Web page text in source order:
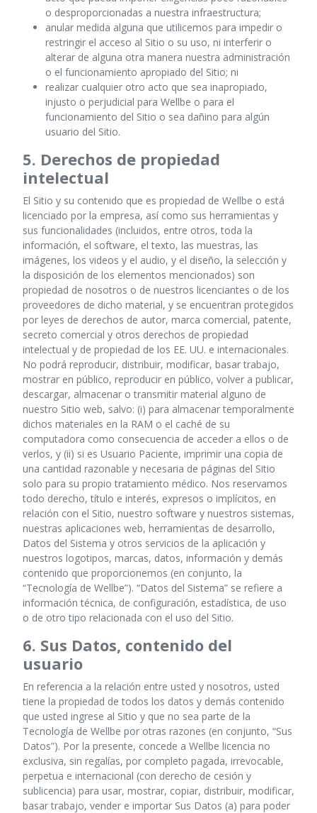
o desproporcionadas a nuestra infraestructura;
anular medida alguna que utilicemos para impedir o
restringir el acceso al Sitio o su uso, ni interferir o
alterar de alguna otra manera nuestra administración
o el funcionamiento apropiado del Sitio; ni
realizar cualquier otro acto que sea inapropiado,
injusto o perjudicial para Wellbe o para el
funcionamiento del Sitio o sea dañino para algún
usuario del Sitio.
5. Derechos de propiedad
intelectual
El Sitio y su contenido que es propiedad de Wellbe o está
licenciado por la empresa, así como sus herramientas y
sus funcionalidades (incluidos, entre otros, toda la
información, el software, el texto, las muestras, las
imágenes, los videos y el audio, y el diseño, la selección y
la disposición de los elementos mencionados) son
propiedad de nosotros o de nuestros licenciantes o de los
proveedores de dicho material, y se encuentran protegidos
por leyes de derechos de autor, marca comercial, patente,
secreto comercial y otros derechos de propiedad
intelectual y de propiedad de los EE. UU. e internacionales.
No podrá reproducir, distribuir, modificar, basar trabajo,
mostrar en público, reproducir en público, volver a publicar,
descargar, almacenar o transmitir material alguno de
nuestro Sitio web, salvo: (i) para almacenar temporalmente
dichos materiales en la RAM o el caché de su
computadora como consecuencia de acceder a ellos o de
verlos, y (ii) si es Usuario Paciente, imprimir una copia de
una cantidad razonable y necesaria de páginas del Sitio
solo para su propio tratamiento médico. Nos reservamos
todo derecho, título e interés, expresos o implícitos, en
relación con el Sitio, nuestro software y nuestros sistemas,
nuestras aplicaciones web, herramientas de desarrollo,
Datos del Sistema y otros servicios de la aplicación y
nuestros logotipos, marcas, datos, información y demás
contenido que proporcionemos (en conjunto, la
“Tecnología de Wellbe”). “Datos del Sistema” se refiere a
información técnica, de configuración, estadística, de uso
o de otro tipo relacionada con el uso del Sitio.
6. Sus Datos, contenido del
usuario
En referencia a la relación entre usted y nosotros, usted
tiene la propiedad de todos los datos y demás contenido
que usted ingrese al Sitio y que no sea parte de la
Tecnología de Wellbe por otras razones (en conjunto, “Sus
Datos”). Por la presente, concede a Wellbe licencia no
exclusiva, sin regalías, por completo pagada, irrevocable,
perpetua e internacional (con derecho de cesión y
sublicencia) para usar, mostrar, copiar, distribuir, modificar,
basar trabajo, vender e importar Sus Datos (a) para poder